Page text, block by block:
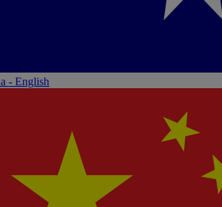
- English